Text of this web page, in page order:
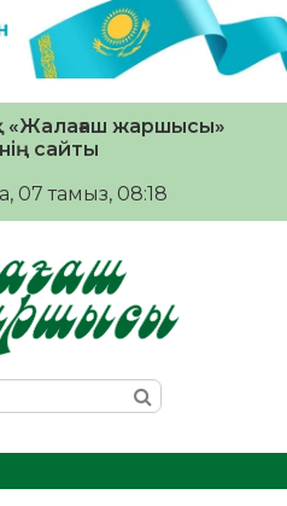
«Жалағаш жаршысы»
сайты
07 тамыз, 08:18